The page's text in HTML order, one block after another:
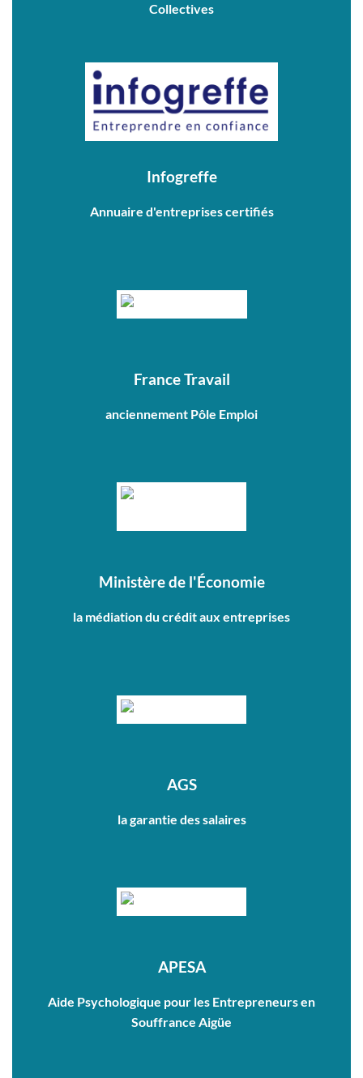
Collectives
Infogreffe
Annuaire d'entreprises certifiés
France Travail
anciennement Pôle Emploi
Ministère de l'Économie
la médiation du crédit aux entreprises
AGS
la garantie des salaires
APESA
Aide Psychologique pour les Entrepreneurs en
Souffrance Aigüe